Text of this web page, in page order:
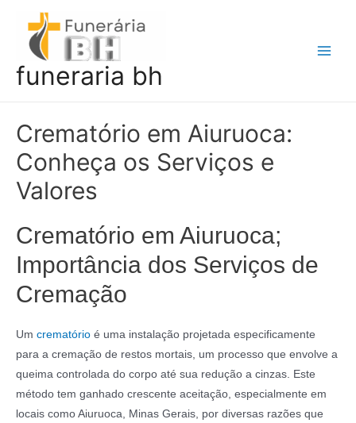
conteúdo
funeraria bh
Crematório em Aiuruoca:
Conheça os Serviços e
Valores
Crematório em Aiuruoca;
Importância dos Serviços de
Cremação
Um crematório é uma instalação projetada especificamente
para a cremação de restos mortais, um processo que envolve a
queima controlada do corpo até sua redução a cinzas. Este
método tem ganhado crescente aceitação, especialmente em
locais como Aiuruoca, Minas Gerais, por diversas razões que